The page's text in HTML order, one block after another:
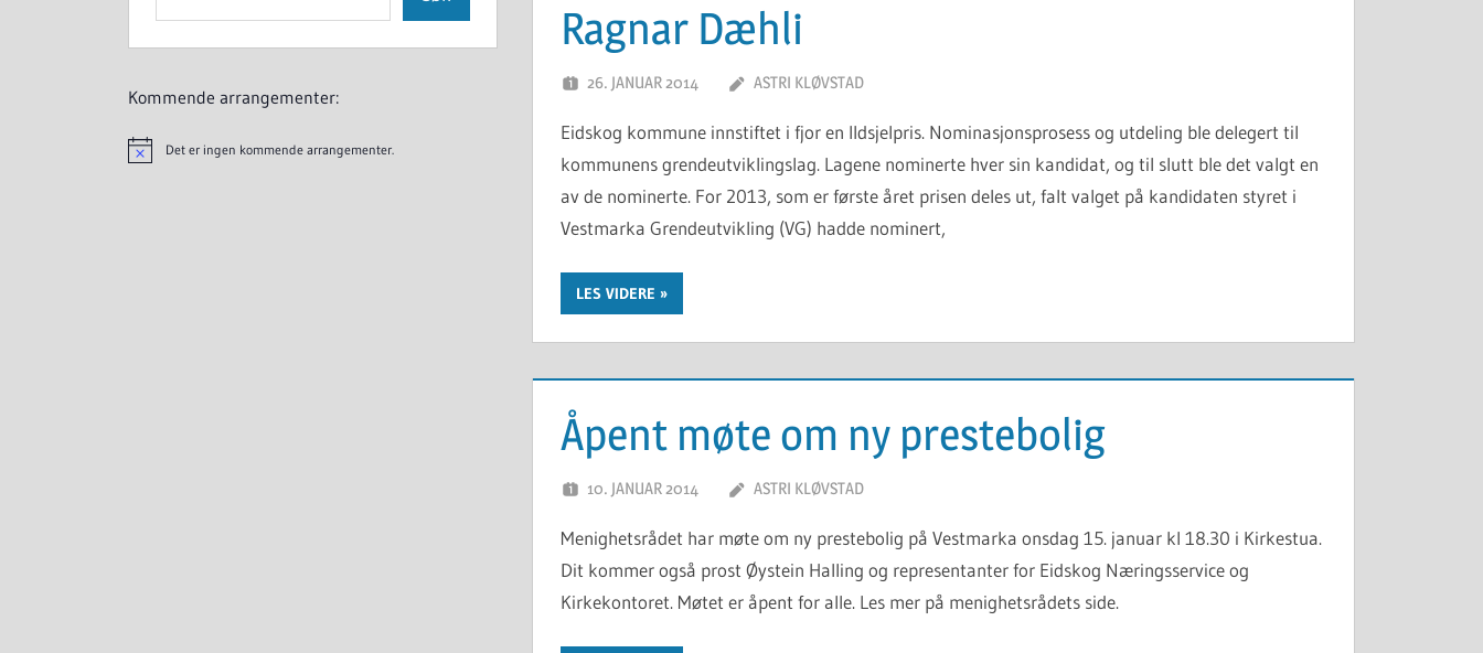
Ragnar Dæhli
26. JANUAR 2014 ASTRI KLØVSTAD
Eidskog kommune innstiftet i fjor en Ildsjelpris. Nominasjonsprosess og utdeling ble delegert til
kommunens grendeutviklingslag. Lagene nominerte hver sin kandidat, og til slutt ble det valgt en
av de nominerte. For 2013, som er første året prisen deles ut, falt valget på kandidaten styret i
Vestmarka Grendeutvikling (VG) hadde nominert,
LES VIDERE
Åpent møte om ny prestebolig
10. JANUAR 2014 ASTRI KLØVSTAD
Menighetsrådet har møte om ny prestebolig på Vestmarka onsdag 15. januar kl 18.30 i Kirkestua.
Dit kommer også prost Øystein Halling og representanter for Eidskog Næringsservice og
Kirkekontoret. Møtet er åpent for alle. Les mer på menighetsrådets side.
Kommende arrangementer:
Det er ingen kommende arrangementer.